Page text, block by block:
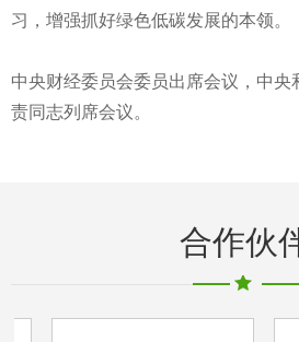
习，增强抓好绿色低碳发展的本领。
中央财经委员会委员出席会议，中央
责同志列席会议。
合作伙